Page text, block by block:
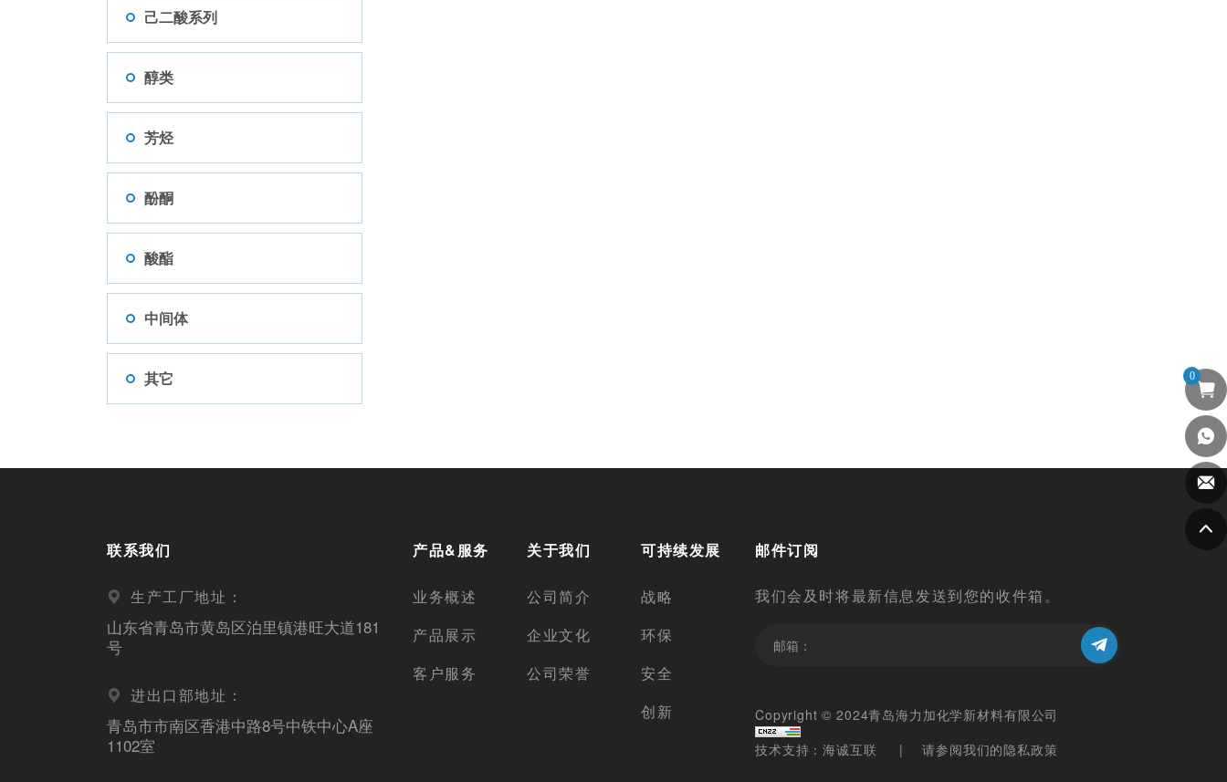
己二酸系列
醇类
芳烃
酚酮
酸酯
中间体
其它
联系我们
生产工厂地址：
山东省青岛市黄岛区泊里镇港旺大道181
号
进出口部地址：
青岛市市南区香港中路8号中铁中心A座
1102室
产品&服务
业务概述
产品展示
客户服务
关于我们
公司简介
企业文化
公司荣誉
可持续发展
战略
环保
安全
创新
邮件订阅
我们会及时将最新信息发送到您的收件箱。
Copyright © 2024青岛海力加化学新材料有限公司
技术支持：海诚互联
请参阅我们的隐私政策
0